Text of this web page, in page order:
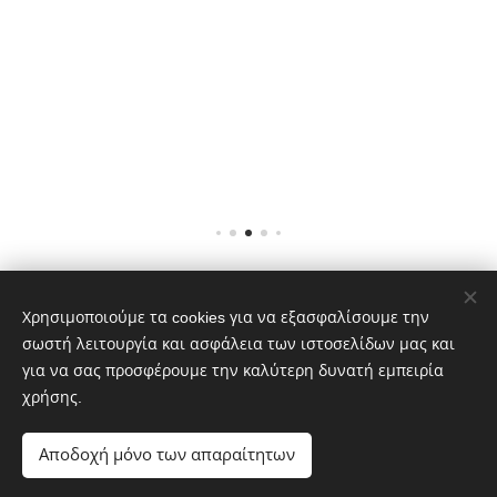
Δυστυχώ
ς δεν
υπάρχει
Nαταλίας Μελά 8, Θεσσαλονίκη 54646 ΤΗΛ. 2310 425825
Cookies
Χρησιμοποιούμε τα cookies για να εξασφαλίσουμε την
σωστή λειτουργία και ασφάλεια των ιστοσελίδων μας και
για να σας προσφέρουμε την καλύτερη δυνατή εμπειρία
χρήσης.
Αποδοχή μόνο των απαραίτητων